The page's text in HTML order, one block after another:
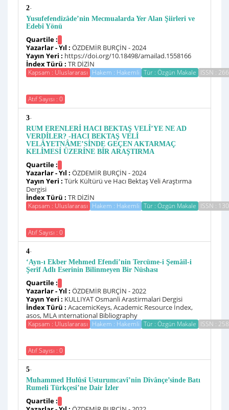
2-
Yusufefendizâde’nin Mecmualarda Yer Alan Şiirleri ve
Edebî Yönü
Quartile :
Yazarlar - Yıl : ÖZDEMİR BURÇİN - 2024
Yayın Yeri : https://doi.org/10.18498/amailad.1558166
İndex Türü : TR DİZİN
Kapsam : Uluslararası Hakem : Hakemli Tür : Özgün Makale ISSN :
Atıf Sayısı : 0
3-
RUM ERENLERİ HACI BEKTAŞ VELÎ’YE NE AD
VERDİLER? -HACI BEKTAŞ VELİ
VELÂYETNÂME’SİNDE GEÇEN AKTARMAÇ
KELİMESİ ÜZERİNE BİR ARAŞTIRMA
Quartile :
Yazarlar - Yıl : ÖZDEMİR BURÇİN - 2024
Yayın Yeri : Türk Kültürü ve Hacı Bektaş Veli Araştırma
Dergisi
İndex Türü : TR DİZİN
Kapsam : Uluslararası Hakem : Hakemli Tür : Özgün Makale ISSN :
Atıf Sayısı : 0
4-
‘Ayn-ı Ekber Mehmed Efendi’nin Tercüme-i Şemâil-i
Şerîf Adlı Eserinin Bilinmeyen Bir Nüshası
Quartile :
Yazarlar - Yıl : ÖZDEMİR BURÇİN - 2022
Yayın Yeri : KULLIYAT Osmanli Arastirmalari Dergisi
İndex Türü : AcacemicKeys, Academic Resource İndex,
asos, MLA ınternational Bibliography
Kapsam : Uluslararası Hakem : Hakemli Tür : Özgün Makale ISSN :
Atıf Sayısı : 0
5-
Muhammed Hulûsî Usturumcavî’nin Dîvânçe’sinde Batı
Rumeli Türkçesi’ne Dair İzler
Quartile :